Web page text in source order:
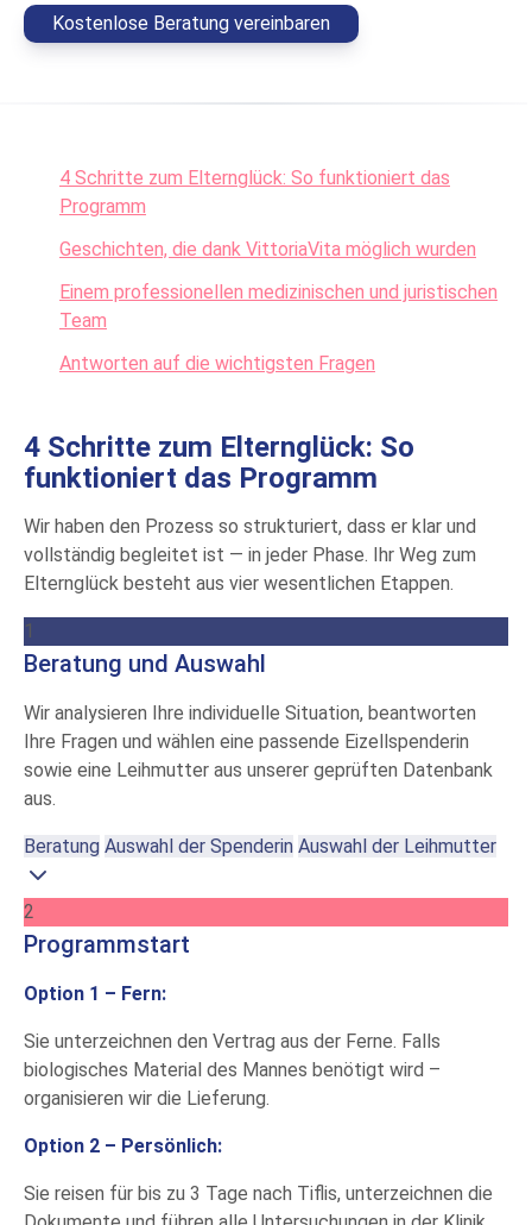
Kostenlose Beratung vereinbaren
4 Schritte zum Elternglück: So funktioniert das
Programm
Geschichten, die dank VittoriaVita möglich wurden
Einem professionellen medizinischen und juristischen
Team
Antworten auf die wichtigsten Fragen
4 Schritte zum Elternglück: So
funktioniert das Programm
Wir haben den Prozess so strukturiert, dass er klar und
vollständig begleitet ist — in jeder Phase. Ihr Weg zum
Elternglück besteht aus vier wesentlichen Etappen.
1
Beratung und Auswahl
Wir analysieren Ihre individuelle Situation, beantworten
Ihre Fragen und wählen eine passende Eizellspenderin
sowie eine Leihmutter aus unserer geprüften Datenbank
aus.
Beratung Auswahl der Spenderin Auswahl der Leihmutter
2
Programmstart
Option 1 – Fern:
Sie unterzeichnen den Vertrag aus der Ferne. Falls
biologisches Material des Mannes benötigt wird –
organisieren wir die Lieferung.
Option 2 – Persönlich:
Sie reisen für bis zu 3 Tage nach Tiflis, unterzeichnen die